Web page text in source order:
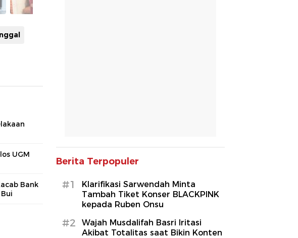
UGM
Bank
Berita Terpopuler
#1
Klarifikasi Sarwendah Minta
Tambah Tiket Konser BLACKPINK
kepada Ruben Onsu
#2
Wajah Musdalifah Basri Iritasi
Akibat Totalitas saat Bikin Konten